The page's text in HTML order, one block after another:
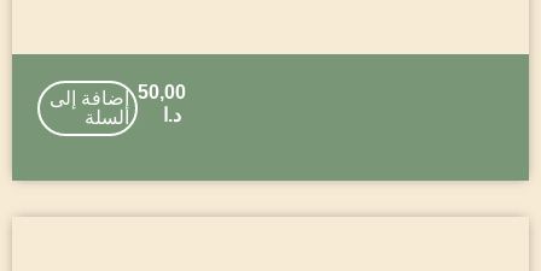
50,00
د.ا
إضافة إلى
السلة